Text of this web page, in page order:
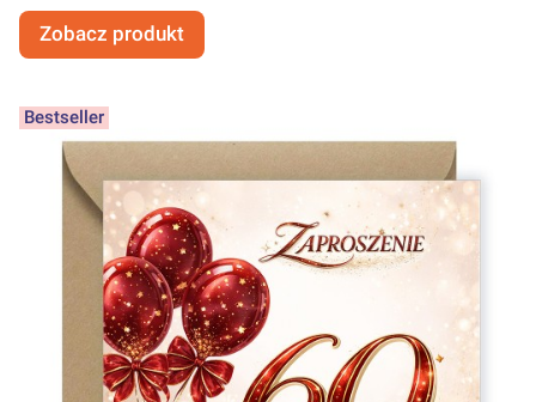
Zobacz produkt
Bestseller